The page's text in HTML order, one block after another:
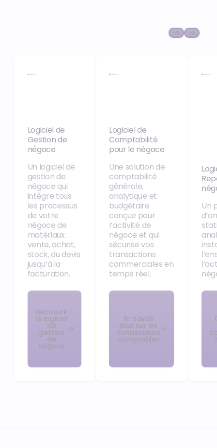
Logiciel de
Gestion de
négoce
Un logiciel de
gestion de
négoce qui
intègre tous
les processus
de votre
négoce de
matériaux :
vente, achat,
stock, du devis
jusqu’à la
facturation.
Découvrir
le logiciel
de
gestion
de
négoce
Logiciel de
Comptabilité
pour le négoce
Une solution de
comptabilité
générale,
analytique et
budgétaire
conçue pour
l’activité de
négoce et qui
sécurise vos
transactions
commerciales en
temps réel.
En savoir
plus sur les
connecteurs
comptables
Un